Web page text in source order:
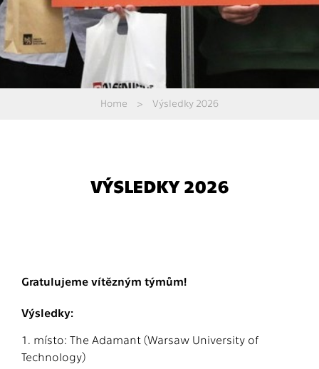
Home > Výsledky 2026
VÝSLEDKY 2026
Gratulujeme vítězným týmům!
Výsledky:
1. místo: The Adamant (Warsaw University of
Technology)